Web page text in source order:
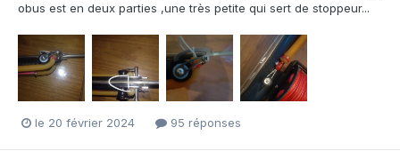
obus est en deux parties ,une très petite qui sert de stoppeur...
le 20 février 2024 95 réponses